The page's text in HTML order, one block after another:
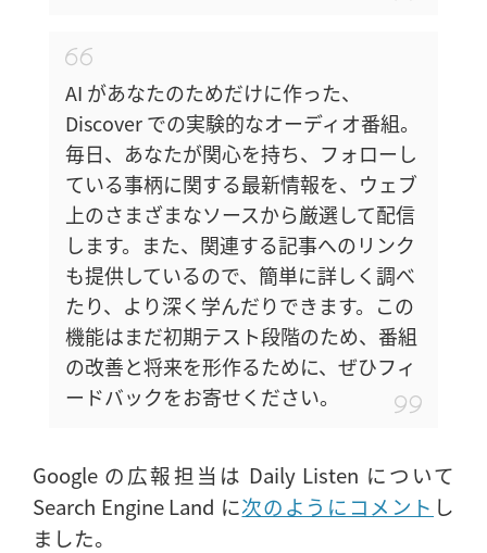
AI があなたのためだけに作った、
Discover での実験的なオーディオ番組。
毎日、あなたが関心を持ち、フォローし
ている事柄に関する最新情報を、ウェブ
上のさまざまなソースから厳選して配信
します。また、関連する記事へのリンク
も提供しているので、簡単に詳しく調べ
たり、より深く学んだりできます。この
機能はまだ初期テスト段階のため、番組
の改善と将来を形作るために、ぜひフィ
ードバックをお寄せください。
Google の広報担当は Daily Listen について
Search Engine Land に次のようにコメント し
ました。